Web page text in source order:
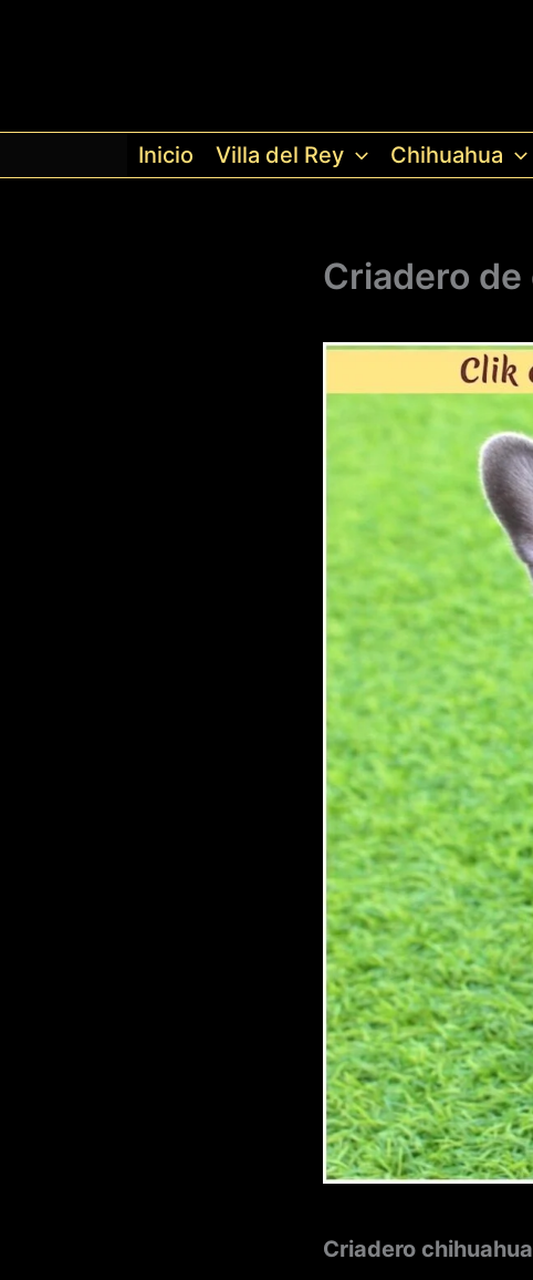
Inicio Villa del Rey Chihuahua
Criadero de
Criadero